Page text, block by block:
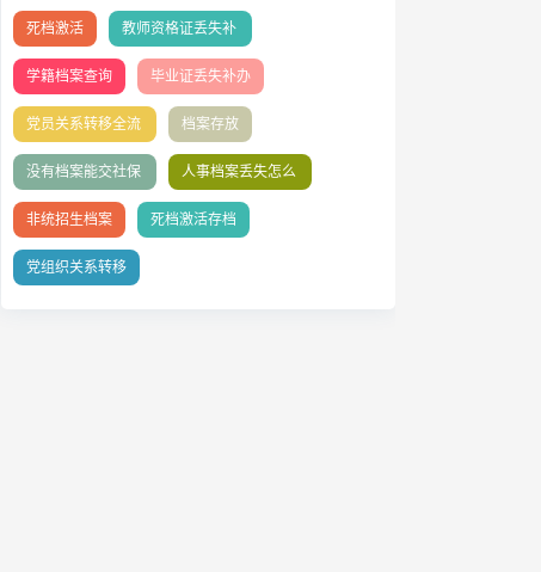
死档激活
教师资格证丢失补
办
学籍档案查询
毕业证丢失补办
党员关系转移全流
程
档案存放
没有档案能交社保
吗
人事档案丢失怎么
补办
非统招生档案
死档激活存档
党组织关系转移